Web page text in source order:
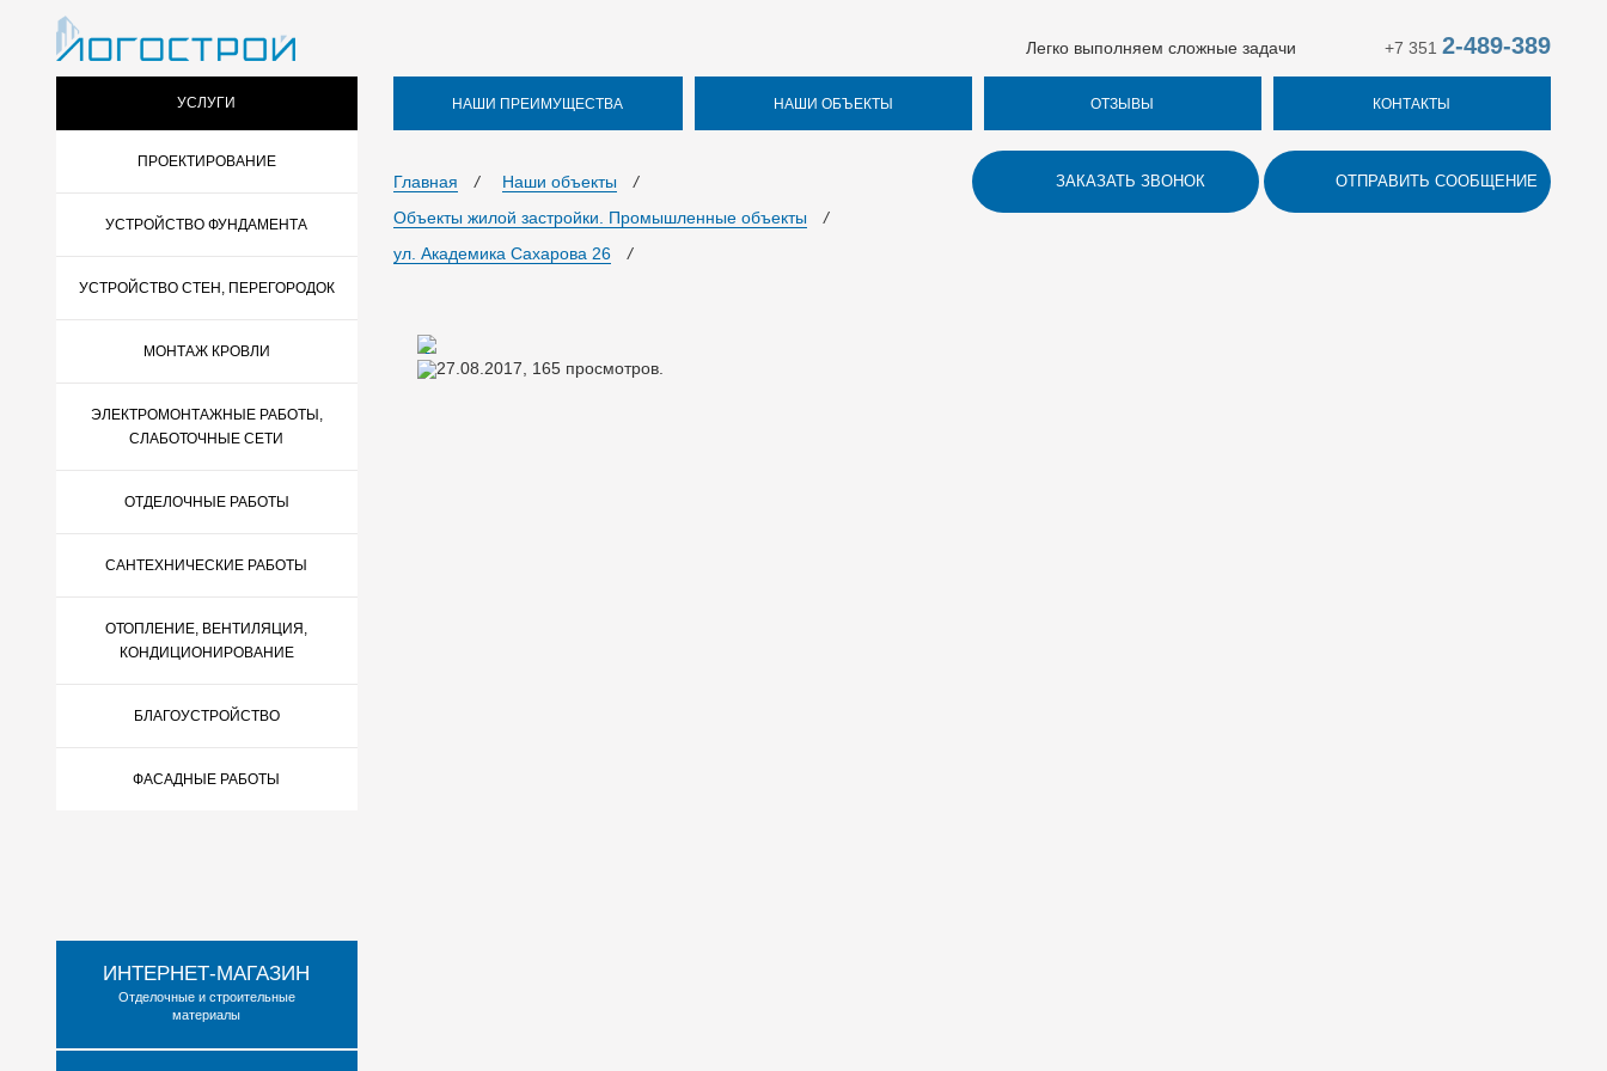
Легко выполняем сложные задачи +7 351 2-489-389
УСЛУГИ
ПРОЕКТИРОВАНИЕ
УСТРОЙСТВО ФУНДАМЕНТА
УСТРОЙСТВО СТЕН, ПЕРЕГОРОДОК
МОНТАЖ КРОВЛИ
ЭЛЕКТРОМОНТАЖНЫЕ РАБОТЫ,
СЛАБОТОЧНЫЕ СЕТИ
ОТДЕЛОЧНЫЕ РАБОТЫ
САНТЕХНИЧЕСКИЕ РАБОТЫ
ОТОПЛЕНИЕ, ВЕНТИЛЯЦИЯ,
КОНДИЦИОНИРОВАНИЕ
БЛАГОУСТРОЙСТВО
ФАСАДНЫЕ РАБОТЫ
ИНТЕРНЕТ-МАГАЗИН
Отделочные и строительные
материалы
НАШИ ПРЕИМУЩЕСТВА НАШИ ОБЪЕКТЫ ОТЗЫВЫ КОНТАКТЫ
Главная / Наши объекты
/
Объекты жилой застройки. Промышленные объекты
/
ул. Академика Сахарова 26
/
ЗАКАЗАТЬ ЗВОНОК ОТПРАВИТЬ СООБЩЕНИЕ
27.08.2017, 165просмотров.